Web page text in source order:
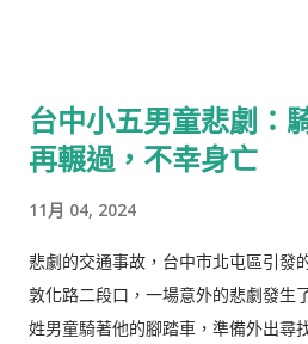
為救星。手術之後，他開朗的愛人甚
臟。可是，命運的殘酷再次顯現，短
傷的深淵，泣不成聲，但其內心的關
誨。他積極尋找各種途徑去延續妻子
香港尋求援助，都是為了不讓愛妻的
人群之中的他，還是如佛陀般廣施慈
台中小五男童悲劇：
再輾過，不幸身亡
11月 04, 2024
悲劇的交通事故，台中市北屯區引發
敦化路二段口，一場意外的悲劇發生
姓男童騎著他的腳踏車，準備外出尋